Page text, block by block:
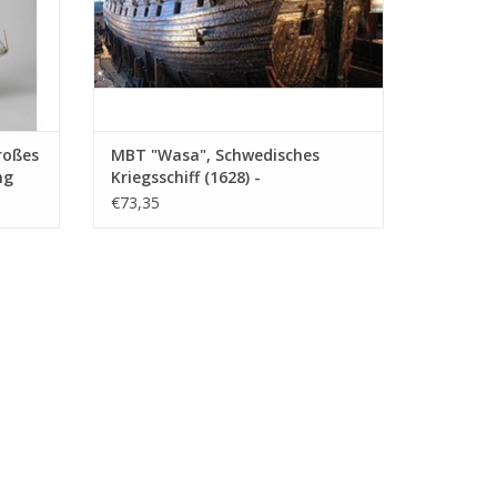
MBT "Wasa", Schwedisches
Kriegsschiff (1628) -
Bauzeichnung Maßstab 1 : 100
€73,35